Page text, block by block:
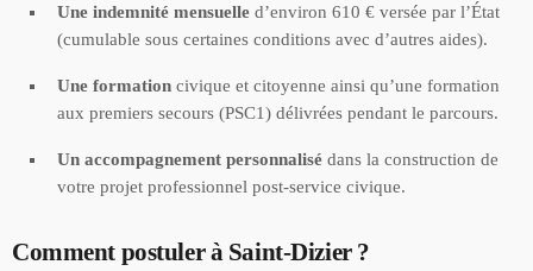
Une indemnité mensuelle d’environ 610 € versée par l’État
(cumulable sous certaines conditions avec d’autres aides).
Une formation civique et citoyenne ainsi qu’une formation
aux premiers secours (PSC1) délivrées pendant le parcours.
Un accompagnement personnalisé dans la construction de
votre projet professionnel post-service civique.
Comment postuler à Saint-Dizier ?